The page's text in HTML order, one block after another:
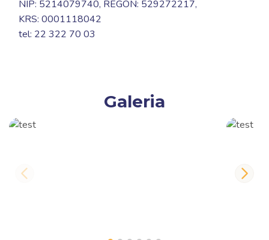
NIP: 5214079740, REGON: 529272217,
KRS: 0001118042
tel: 22 322 70 03
Galeria